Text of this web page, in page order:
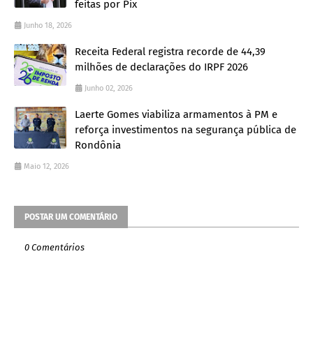
feitas por Pix
Junho 18, 2026
Receita Federal registra recorde de 44,39
milhões de declarações do IRPF 2026
Junho 02, 2026
Laerte Gomes viabiliza armamentos à PM e
reforça investimentos na segurança pública de
Rondônia
Maio 12, 2026
POSTAR UM COMENTÁRIO
0 Comentários